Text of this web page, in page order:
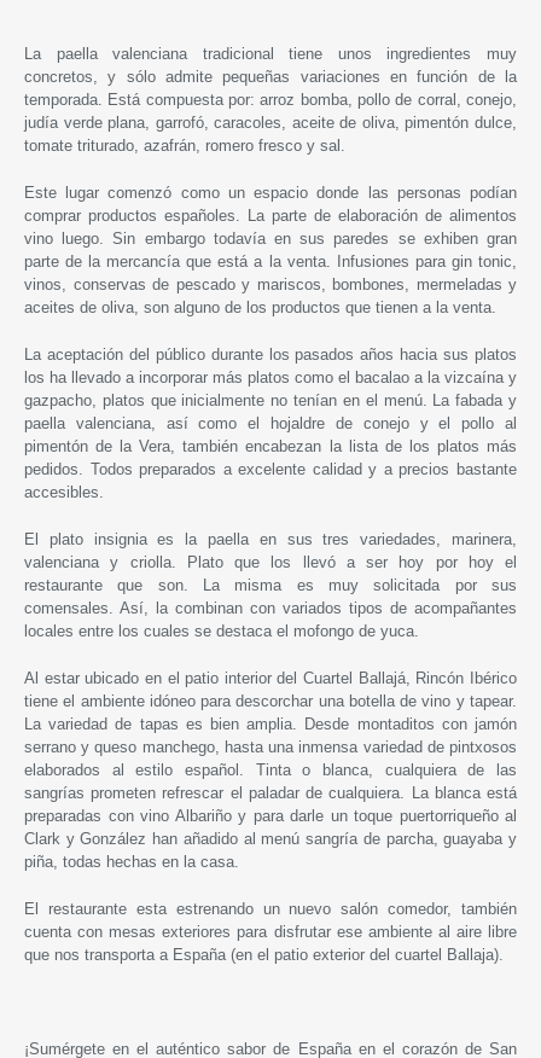
La paella valenciana tradicional tiene unos ingredientes muy
concretos, y sólo admite pequeñas variaciones en función de la
temporada. Está compuesta por: arroz bomba, pollo de corral, conejo,
judía verde plana, garrofó, caracoles, aceite de oliva, pimentón dulce,
tomate triturado, azafrán, romero fresco y sal.
Este lugar comenzó como un espacio donde las personas podían
comprar productos españoles. La parte de elaboración de alimentos
vino luego. Sin embargo todavía en sus paredes se exhiben gran
parte de la mercancía que está a la venta. Infusiones para gin tonic,
vinos, conservas de pescado y mariscos, bombones, mermeladas y
aceites de oliva, son alguno de los productos que tienen a la venta.
La aceptación del público durante los pasados años hacia sus platos
los ha llevado a incorporar más platos como el bacalao a la vizcaína y
gazpacho, platos que inicialmente no tenían en el menú. La fabada y
paella valenciana, así como el hojaldre de conejo y el pollo al
pimentón de la Vera, también encabezan la lista de los platos más
pedidos. Todos preparados a excelente calidad y a precios bastante
accesibles.
El plato insignia es la paella en sus tres variedades, marinera,
valenciana y criolla. Plato que los llevó a ser hoy por hoy el
restaurante que son. La misma es muy solicitada por sus
comensales. Así, la combinan con variados tipos de acompañantes
locales entre los cuales se destaca el mofongo de yuca.
Al estar ubicado en el patio interior del Cuartel Ballajá, Rincón Ibérico
tiene el ambiente idóneo para descorchar una botella de vino y tapear.
La variedad de tapas es bien amplia. Desde montaditos con jamón
serrano y queso manchego, hasta una inmensa variedad de pintxosos
elaborados al estilo español. Tinta o blanca, cualquiera de las
sangrías prometen refrescar el paladar de cualquiera. La blanca está
preparadas con vino Albariño y para darle un toque puertorriqueño al
Clark y González han añadido al menú sangría de parcha, guayaba y
piña, todas hechas en la casa.
El restaurante esta estrenando un nuevo salón comedor, también
cuenta con mesas exteriores para disfrutar ese ambiente al aire libre
que nos transporta a España (en el patio exterior del cuartel Ballaja).
¡Sumérgete en el auténtico sabor de España en el corazón de San